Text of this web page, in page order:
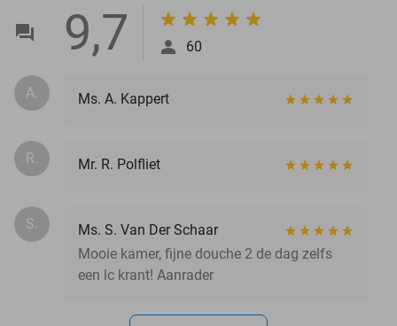
9,7 60
A. Ms. A. Kappert
R. Mr. R. Polfliet
S.
Ms. S. Van Der Schaar
Mooie kamer, fijne douche 2 de dag zelfs
een lc krant! Aanrader